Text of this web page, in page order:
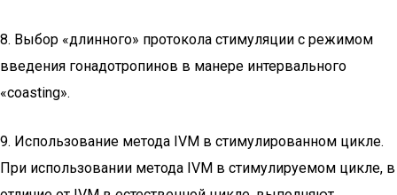
8. Выбор «длинного» протокола стимуляции с режимом
введения гонадотропинов в манере интервального
«coasting».
9. Использование метода IVM в стимулированном цикле.
При использовании метода IVM в стимулируемом цикле, в